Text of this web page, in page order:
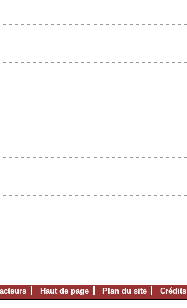
Haut de page Plan du site Crédits